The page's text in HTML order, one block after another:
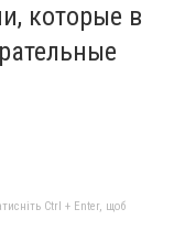
которые в
Ctrl + Enter, щоб